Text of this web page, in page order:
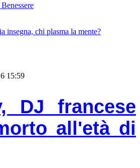
insegna, chi plasma la mente?
15:59
DJ francese
all'età di